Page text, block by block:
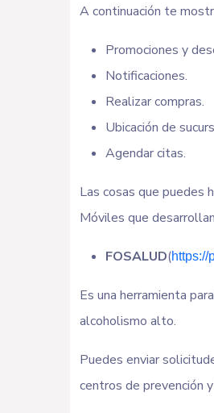
A continuación te
Promociones y
Notificaciones.
Realizar compras.
Ubicación de
Agendar citas.
Las cosas que puedes
Móviles que
FOSALUD(https://
Es una herramienta
alcoholismo alto.
Puedes enviar
centros de prevención